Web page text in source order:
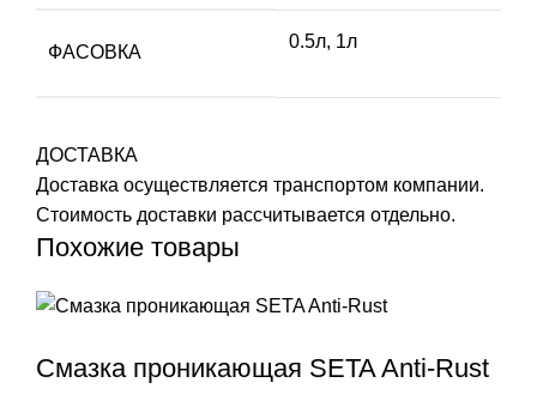
ФАСОВКА
0.5л, 1л
ДОСТАВКА
Доставка осуществляется транспортом компании.
Стоимость доставки рассчитывается отдельно.
Похожие товары
Смазка проникающая SETA Anti-Rust